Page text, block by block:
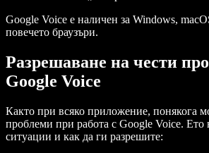
Google Voice е наличен за Windows,
повечето браузъри.
Разрешаване на чести
Google Voice
Както при всяко приложение, понякога
проблеми при работа с Google Voice. Ето
ситуации и как да ги разрешите: